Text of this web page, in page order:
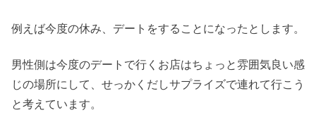
例えば今度の休み、デートをすることになったとします。
男性側は今度のデートで行くお店はちょっと雰囲気良い感
じの場所にして、せっかくだしサプライズで連れて行こう
と考えています。